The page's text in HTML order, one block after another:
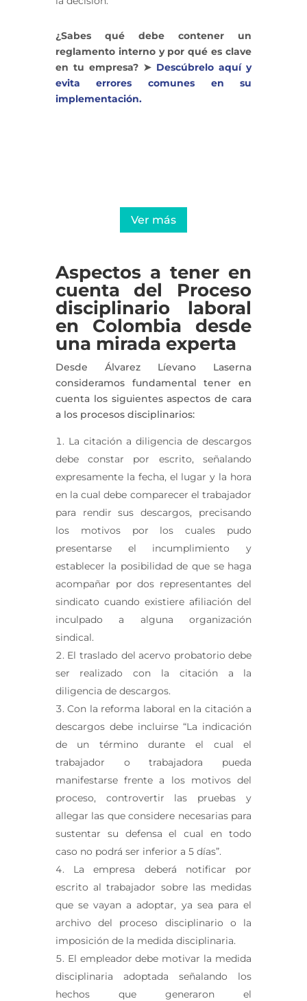
¿Sabes qué debe contener un
reglamento interno y por qué es clave
en tu empresa? ➤ Descúbrelo aquí y
evita errores comunes en su
implementación.
Ver más
Aspectos a tener en
cuenta del Proceso
disciplinario laboral
en Colombia desde
una mirada experta
Desde Álvarez Líevano Laserna
consideramos fundamental tener en
cuenta los siguientes aspectos de cara
a los procesos disciplinarios:
La citación a diligencia de descargos
debe constar por escrito, señalando
expresamente la fecha, el lugar y la hora
en la cual debe comparecer el trabajador
para rendir sus descargos, precisando
los motivos por los cuales pudo
presentarse el incumplimiento y
establecer la posibilidad de que se haga
acompañar por dos representantes del
sindicato cuando existiere afiliación del
inculpado a alguna organización
sindical.
El traslado del acervo probatorio debe
ser realizado con la citación a la
diligencia de descargos.
Con la reforma laboral en la citación a
descargos debe incluirse “La indicación
de un término durante el cual el
trabajador o trabajadora pueda
manifestarse frente a los motivos del
proceso, controvertir las pruebas y
allegar las que considere necesarias para
sustentar su defensa el cual en todo
caso no podrá ser inferior a 5 días”.
La empresa deberá notificar por
escrito al trabajador sobre las medidas
que se vayan a adoptar, ya sea para el
archivo del proceso disciplinario o la
imposición de la medida disciplinaria.
El empleador debe motivar la medida
disciplinaria adoptada señalando los
hechos que generaron el